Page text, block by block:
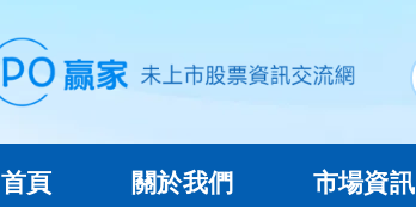
首頁 關於我們 市場資訊